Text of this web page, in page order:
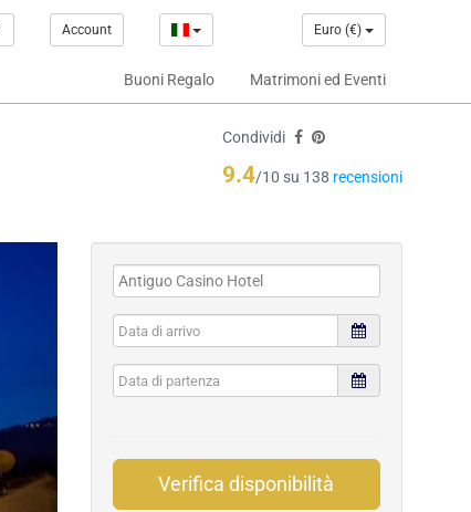
Account Euro (€)
Buoni Regalo Matrimoni ed Eventi
Condividi
9.4/10 su 138 recensioni
Verifica disponibilità